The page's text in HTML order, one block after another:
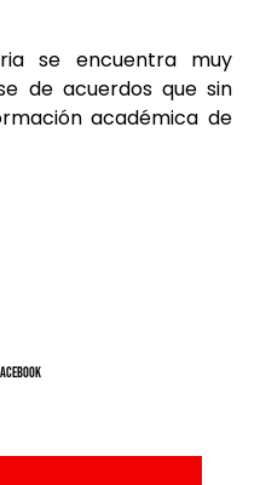
se encuentra muy
de acuerdos que sin
académica de